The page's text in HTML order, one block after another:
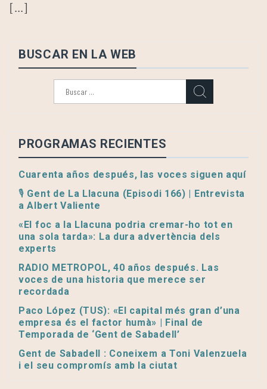
[…]
BUSCAR EN LA WEB
PROGRAMAS RECIENTES
Cuarenta años después, las voces siguen aquí
🎙️ Gent de La Llacuna (Episodi 166) | Entrevista
a Albert Valiente
«El foc a la Llacuna podria cremar-ho tot en
una sola tarda»: La dura advertència dels
experts
RADIO METROPOL, 40 años después. Las
voces de una historia que merece ser
recordada
Paco López (TUS): «El capital més gran d’una
empresa és el factor humà» | Final de
Temporada de ‘Gent de Sabadell’
Gent de Sabadell : Coneixem a Toni Valenzuela
i el seu compromís amb la ciutat